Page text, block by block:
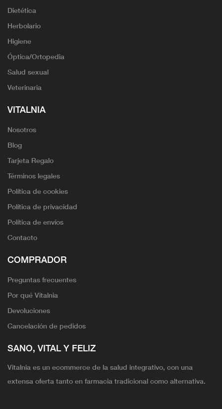
Dietética
Herbolario
Higiene
Óptica/Ortopedia
Salud sexual
Veterinaria
VITALNIA
Nosotros
Blog
Tarjeta Regalo
Términos legales
Política de cookies
Política de privacidad
Política de envíos
Contacto
COMPRADOR
Preguntas frecuentes
Por qué Vitalnia
Devoluciones
Cancelación de pedidos
SANO, VITAL Y FELIZ
Vitalnia es un ecommerce de la salud integrativo, con una
extensa oferta tanto en farmacia tradicional como alternativa.